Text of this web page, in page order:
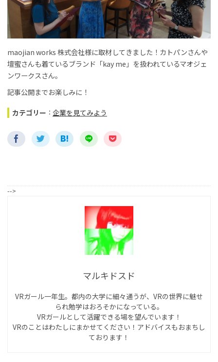
maojian works 株式会社様に取材してきました！カトパンさんや
壇蜜さんも着ているブランド「kay me」を扱われているマオジェ
ンワークスさん。
記事公開までお楽しみに！
カテゴリー ： 企業を見てみよう
-->
マルキドスド
VRガール一年生。都内の大学に細々通うが、VRの世界に魅せ
られ勉学はおろそかになっている。
VRガールとして活躍できる場を望んでいます！
VRのことはわたしにまかせてください！アドバイスもおまちし
ております！